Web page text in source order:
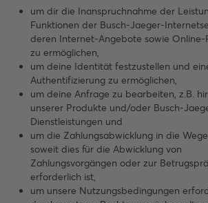
um dir die Inanspruchnahme der
Funktionen der Busch-Jaeger-
deren Internet-Angebote sowie
zu ermöglichen,
um deine Identität festzustellen und
Authentifizierung zu ermöglichen,
um deine Anfrage zu bearbeiten, z.B.
unserer Produkte und/oder Busch-
Dienstleistungen und
um die Zahlungsabwicklung in die
soweit dies für die Abwicklung von
Zahlungsvorgängen oder zur
erforderlich ist,
um unsere Nutzungsbedingungen